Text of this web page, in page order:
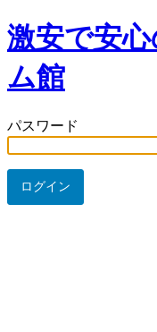
激安で安
ム館
パスワード